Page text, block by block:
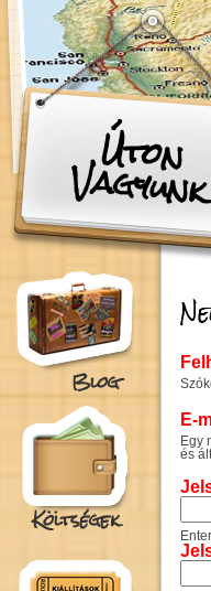
Ugrás a tartalomra
Úton
Vagyunk
Blog
Költségek
E-
Egy
és